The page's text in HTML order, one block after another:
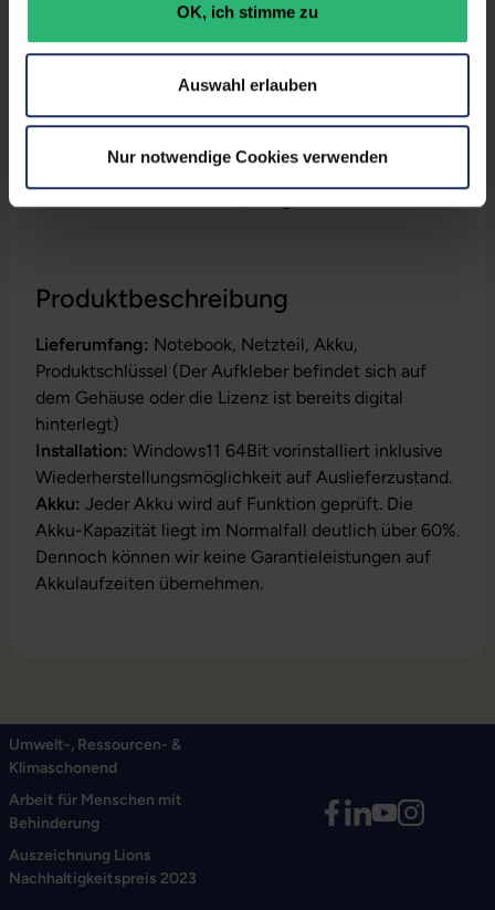
OK, ich stimme zu
Auswahl erlauben
Nur notwendige Cookies verwenden
Produktbeschreibung
Lieferumfang: Notebook, Netzteil, Akku,
Produktschlüssel (Der Aufkleber befindet sich auf
dem Gehäuse oder die Lizenz ist bereits digital
hinterlegt)
Installation: Windows11 64Bit vorinstalliert inklusive
Wiederherstellungsmöglichkeit auf Auslieferzustand.
Akku: Jeder Akku wird auf Funktion geprüft. Die
Akku-Kapazität liegt im Normalfall deutlich über 60%.
Dennoch können wir keine Garantieleistungen auf
Akkulaufzeiten übernehmen.
Prozessor:
Intel Core i3 10110U @ 2,1
GTIN/EAN: 4255867581018
Maße (LxBxH): 247,85 x 361,4 x 17,97 mm
Umwelt-, Ressourcen- &
Klimaschonend
Arbeit für Menschen mit
Behinderung
Auszeichnung Lions
Nachhaltigkeitspreis 2023